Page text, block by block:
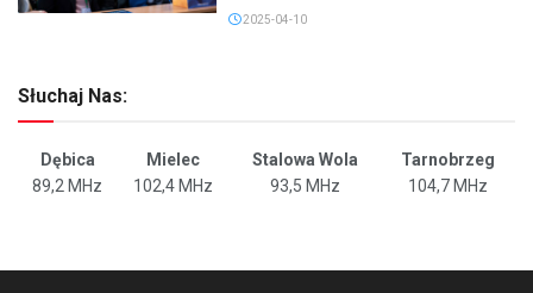
2025-04-10
Słuchaj Nas:
Dębica Mielec Stalowa Wola
Tarnobrzeg
89,2 MHz
102,4 MHz 93,5 MHz 104,7 MHz